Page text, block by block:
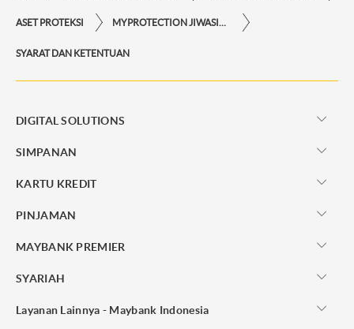
ASET PROTEKSI
SYARAT DAN KETENTUAN
DIGITAL SOLUTIONS
SIMPANAN
KARTU KREDIT
PINJAMAN
MAYBANK PREMIER
SYARIAH
Layanan Lainnya - Maybank Indonesia